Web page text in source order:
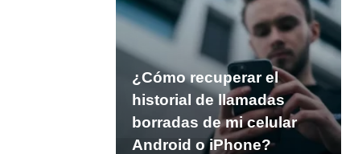
¿Cómo recuperar el
historial de llamadas
borradas de mi celular
Android o iPhone?